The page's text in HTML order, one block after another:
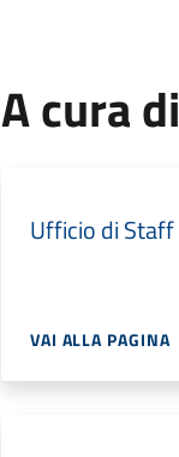
A cura di
Ufficio di Staff
VAI ALLA PAGINA